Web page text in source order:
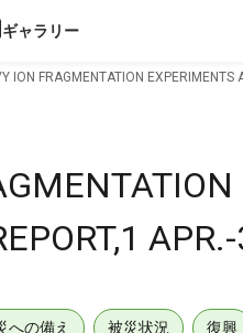
ギャラリー
ION FRAGMENTATION
への備え 被災状況 復興